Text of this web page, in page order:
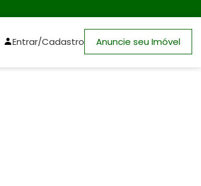
Entrar/Cadastro Anuncie seu Imóvel